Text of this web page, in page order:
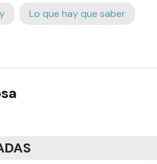
Lo que hay que saber